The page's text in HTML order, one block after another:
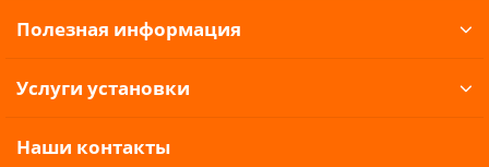
Полезная информация
Услуги установки
Наши контакты